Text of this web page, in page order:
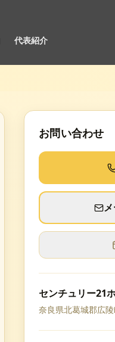
代表紹介
お問い合わせ
センチュリー21
奈良県北葛城郡広